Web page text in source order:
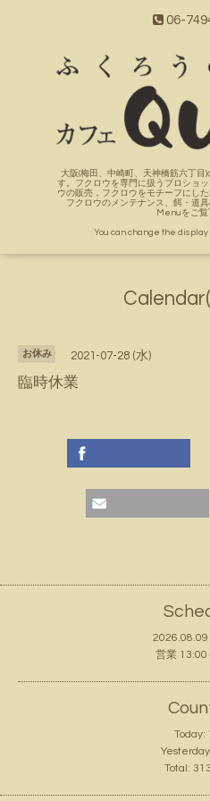
06-
大阪(梅田、中崎町、天神橋筋六丁目
す。フクロウを専門に扱うプロショ
ウの販売，フクロウをモチーフにし
フクロウのメンテナンス、餌・道
Menuをご覧
You can change the display
お休み 2021-07-28 (水)
臨時休業
2026.08.09
営業 13:00
Today:
Total: